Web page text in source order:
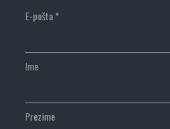
E-pošta*
Ime
Prezime